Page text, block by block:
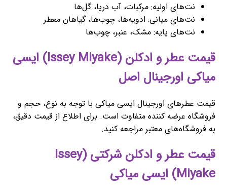
نت‌های اولیه: مرکبات، آب دریا، گل‌ها
نت‌های میانی: ادویه‌ها، چوب‌ها، گیاهان معطر
نت‌های پایه: مشک، عنبر، چوب‌ها
قیمت عطر و ادکلن (Issey Miyake) ایسی
میاکی اورجینال اصل
قیمت عطرهای اورجینال ایسی میاکی با توجه به نوع، حجم و
فروشگاه عرضه کننده متفاوت است. برای اطلاع از قیمت دقیق،
به فروشگاه‌های معتبر مراجعه کنید.
قیمت عطر و ادکلن شرکتی (Issey
Miyake) ایسی میاکی